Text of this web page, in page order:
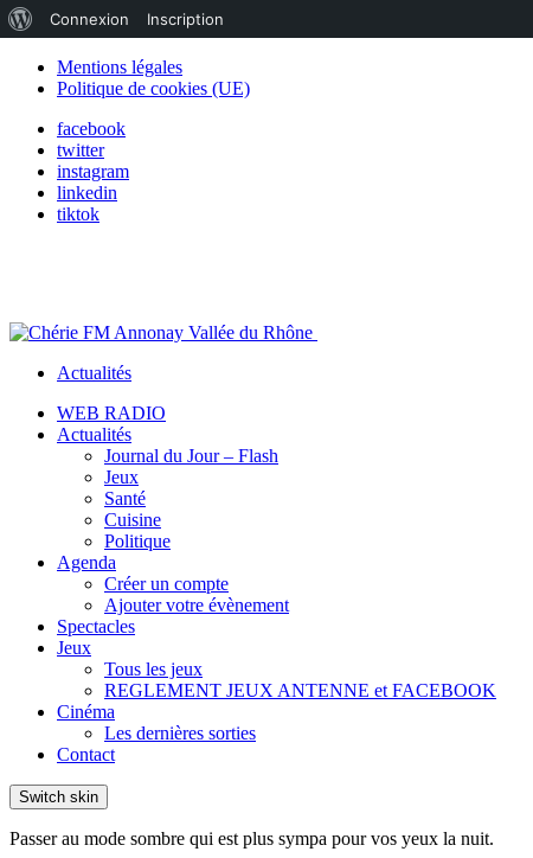
Mentions légales
Politique de cookies (UE)
facebook
twitter
instagram
linkedin
tiktok
Actualités
WEB RADIO
Actualités
Journal du Jour – Flash
Jeux
Santé
Cuisine
Politique
Agenda
Créer un compte
Ajouter votre évènement
Spectacles
Jeux
Tous les jeux
REGLEMENT JEUX ANTENNE et FACEBOOK
Cinéma
Les dernières sorties
Contact
Switch skin
Passer au mode sombre qui est plus sympa pour vos yeux la nuit.
de
WordPress
Connexion Inscription